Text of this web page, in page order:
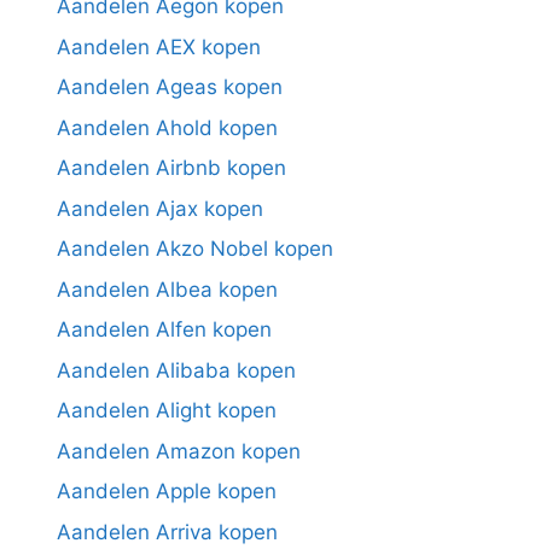
Aandelen Aegon kopen
Aandelen AEX kopen
Aandelen Ageas kopen
Aandelen Ahold kopen
Aandelen Airbnb kopen
Aandelen Ajax kopen
Aandelen Akzo Nobel kopen
Aandelen Albea kopen
Aandelen Alfen kopen
Aandelen Alibaba kopen
Aandelen Alight kopen
Aandelen Amazon kopen
Aandelen Apple kopen
Aandelen Arriva kopen